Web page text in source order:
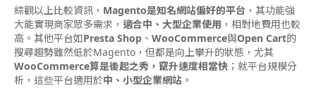
綜觀以上比較資訊， Magento是知名網站偏好的平台 ，其功能強
大能實現商家眾多需求， 適合中、大型企業使用 ，相對地費用也較
高。其他平台如Presta Shop 、 WooCommerce與Open Cart的
搜尋趨勢雖然低於Magento，但都是向上攀升的狀態，尤其
WooCommerce算是後起之秀，竄升速度相當快 ；就平台規模分
析，這些平台適用於中、小型企業網站 。